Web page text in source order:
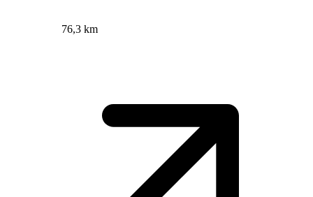
76,3 km